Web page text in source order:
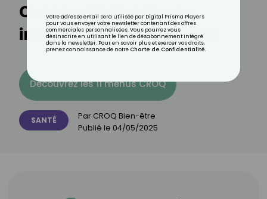
Comment guérir une
intolérance au lactose ?
Découvrez les 11 menus CROQ
SANTÉ Par CROQ Bien-être
Publié le 04/05/2025
Votre adresse email sera utilisée par Digital Prisma Players
pour vous envoyer votre newsletter contenant des offres
commerciales personnalisées. Vous pourrez vous
désinscrire en utilisant le lien de désabonnement intégré
dans la newsletter. Pour en savoir plus et exercer vos droits,
prenez connaissance de notre Charte de Confidentialité.